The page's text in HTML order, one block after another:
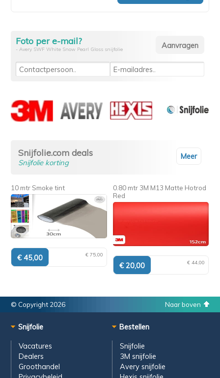
Foto per e-mail?
- Avery SWF White Snow Pearl Gloss snijfolie
Meer
Snijfolie.com deals
Snijfolie korting
10 mtr Smoke tint
€ 75,00
0.80 mtr 3M M13 Matte Hotrod
Red
€ 44,00
Naar boven
© Copyright 2026
Snijfolie
Vacatures
Dealers
Groothandel
Bestellen
Snijfolie
3M snijfolie
Avery snijfolie